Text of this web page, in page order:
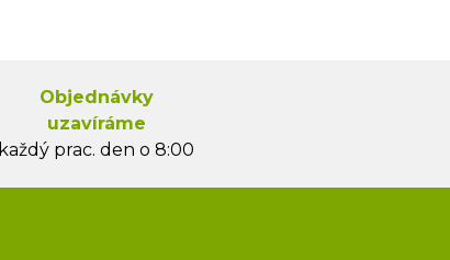
Objednávky
uzavíráme
každý prac. den o 8:00